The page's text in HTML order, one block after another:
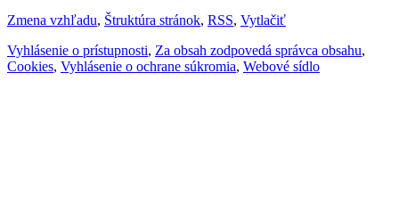
Zmena vzhľadu, Štruktúra stránok, RSS, Vytlačiť
Vyhlásenie o prístupnosti, Za obsah zodpovedá správca obsahu,
Cookies, Vyhlásenie o ochrane súkromia, Webové sídlo